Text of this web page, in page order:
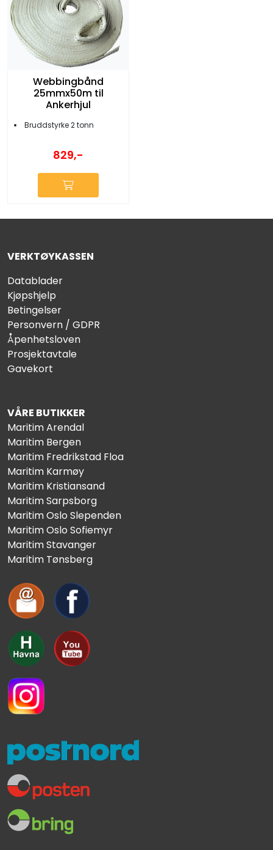
Webbingbånd
25mmx50m til
Ankerhjul
Bruddstyrke 2 tonn
829,-
VERKTØYKASSEN
Datablader
Kjøpshjelp
Betingelser
Personvern / GDPR
Åpenhetsloven
Prosjektavtale
Gavekort
VÅRE BUTIKKER
Maritim Arendal
Maritim Bergen
Maritim Fredrikstad Floa
Maritim Karmøy
Maritim Kristiansand
Maritim Sarpsborg
Maritim Oslo Slependen
Maritim Oslo Sofiemyr
Maritim Stavanger
Maritim Tønsberg